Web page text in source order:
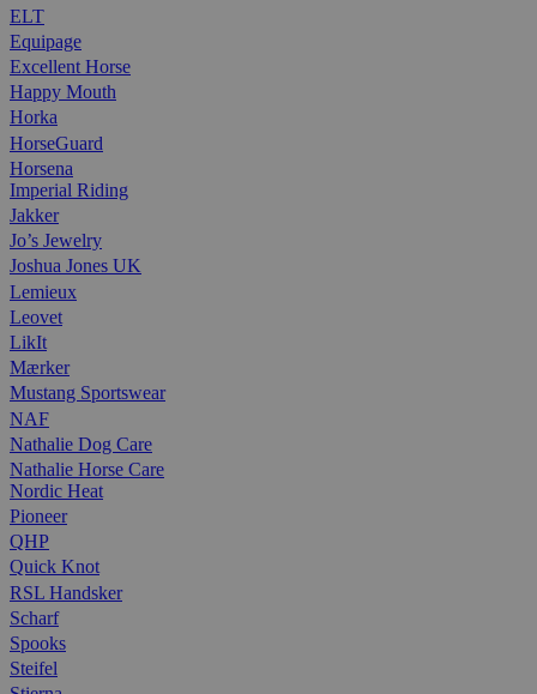
ELT
Equipage
Excellent Horse
Happy Mouth
Horka
HorseGuard
Horsena
Imperial Riding
Jakker
Jo’s Jewelry
Joshua Jones UK
Lemieux
Leovet
LikIt
Mærker
Mustang Sportswear
NAF
Nathalie Dog Care
Nathalie Horse Care
Nordic Heat
Pioneer
QHP
Quick Knot
RSL Handsker
Scharf
Spooks
Steifel